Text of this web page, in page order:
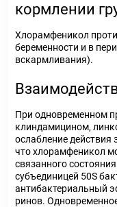
кормлении
Хлорамфеникол
беременности и в
вскармливания).
При одновременном
клиндамицином,
ослабление действия
что хлорамфеникол
связанного
субъединицей 50S
антибактериальный
ринов.